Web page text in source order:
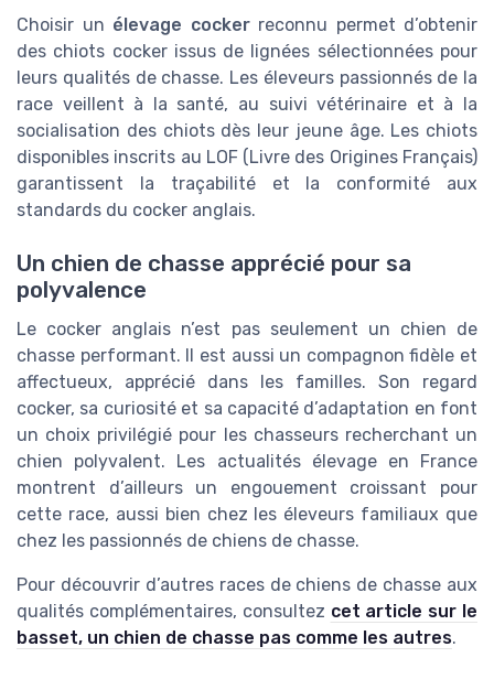
Choisir un élevage cockerreconnu permet d’obtenir
des chiots cocker issus de lignées sélectionnées pour
leurs qualités de chasse. Les éleveurs passionnés de la
race veillent à la santé, au suivi vétérinaire et à la
socialisation des chiots dès leur jeune âge. Les chiots
disponibles inscrits au LOF (Livre des Origines Français)
garantissent la traçabilité et la conformité aux
standards du cocker anglais.
Un chien de chasse apprécié pour sa
polyvalence
Le cocker anglais n’est pas seulement un chien de
chasse performant. Il est aussi un compagnon fidèle et
affectueux, apprécié dans les familles. Son regard
cocker, sa curiosité et sa capacité d’adaptation en font
un choix privilégié pour les chasseurs recherchant un
chien polyvalent. Les actualités élevage en France
montrent d’ailleurs un engouement croissant pour
cette race, aussi bien chez les éleveurs familiaux que
chez les passionnés de chiens de chasse.
Pour découvrir d’autres races de chiens de chasse aux
qualités complémentaires, consultez cet article sur le
basset, un chien de chasse pas comme les autres.